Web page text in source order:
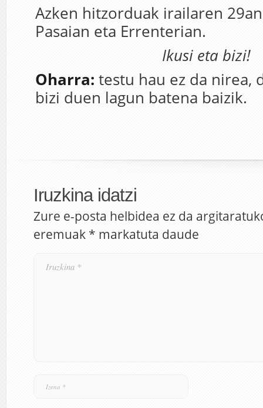
Azken hitzorduak irailaren
Pasaian eta Errenterian.
Ikusi eta bizi!
Oharra: testu hau ez da nirea,
bizi duen lagun batena baizik.
Iruzkina idatzi
Zure e-posta helbidea ez da
eremuak * markatuta daude